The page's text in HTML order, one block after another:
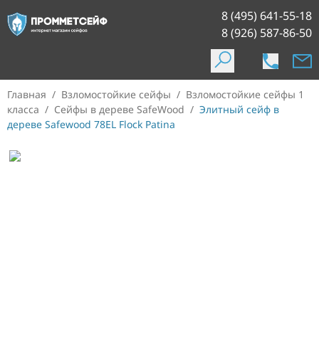
8 (495) 641-55-18
8 (926) 587-86-50
Главная / Взломостойкие сейфы / Взломостойкие сейфы 1
класса / Сейфы в дереве SafeWood / Элитный сейф в
дереве Safewood 78EL Flock Patina